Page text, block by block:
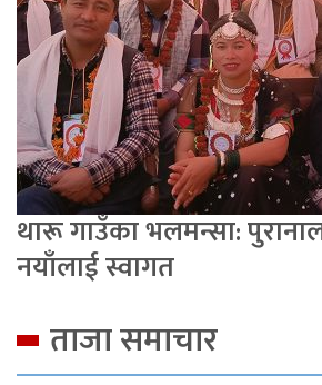
थारू गाउँका भलमन्सा:
नयाँलाई स्वागत
ताजा समाचार